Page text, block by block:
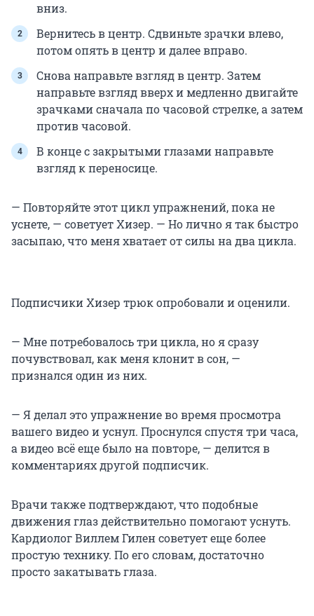
вниз.
Вернитесь в центр. Сдвиньте зрачки влево,
потом опять в центр и далее вправо.
Снова направьте взгляд в центр. Затем
направьте взгляд вверх и медленно двигайте
зрачками сначала по часовой стрелке, а затем
против часовой.
В конце с закрытыми глазами направьте
взгляд к переносице.
— Повторяйте этот цикл упражнений, пока не
уснете, — советует Хизер. — Но лично я так быстро
засыпаю, что меня хватает от силы на два цикла.
Подписчики Хизер трюк опробовали и оценили.
— Мне потребовалось три цикла, но я сразу
почувствовал, как меня клонит в сон, —
признался один из них.
— Я делал это упражнение во время просмотра
вашего видео и уснул. Проснулся спустя три часа,
а видео всё еще было на повторе, — делится в
комментариях другой подписчик.
Врачи также подтверждают, что подобные
движения глаз действительно помогают уснуть.
Кардиолог Виллем Гилен советует еще более
простую технику. По его словам, достаточно
просто закатывать глаза.